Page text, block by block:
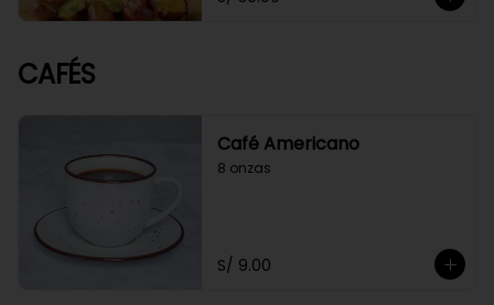
salteadas con perejil.
CAFÉS
Café Americano
8 onzas
S/ 9.00